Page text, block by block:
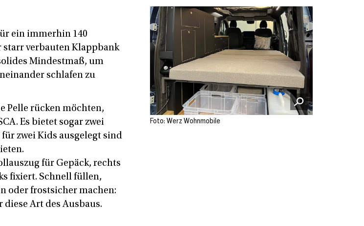
ein immerhin 140
starr verbauten Klappbank
Mindestmaß, um
schlafen zu
Pelle rücken möchten,
Es bietet sogar zwei
zwei Kids ausgelegt sind
für Gepäck, rechts
fixiert. Schnell füllen,
oder frostsicher machen:
Art des Ausbaus.
Foto: Werz Wohnmobile